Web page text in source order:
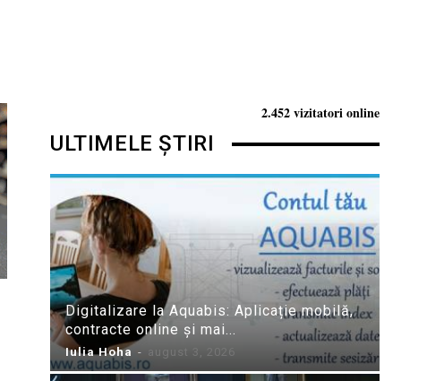
2.452 vizitatori online
ULTIMELE ȘTIRI
Digitalizare la Aquabis: Aplicație mobilă,
contracte online și mai...
Iulia Hoha - august 3, 2026